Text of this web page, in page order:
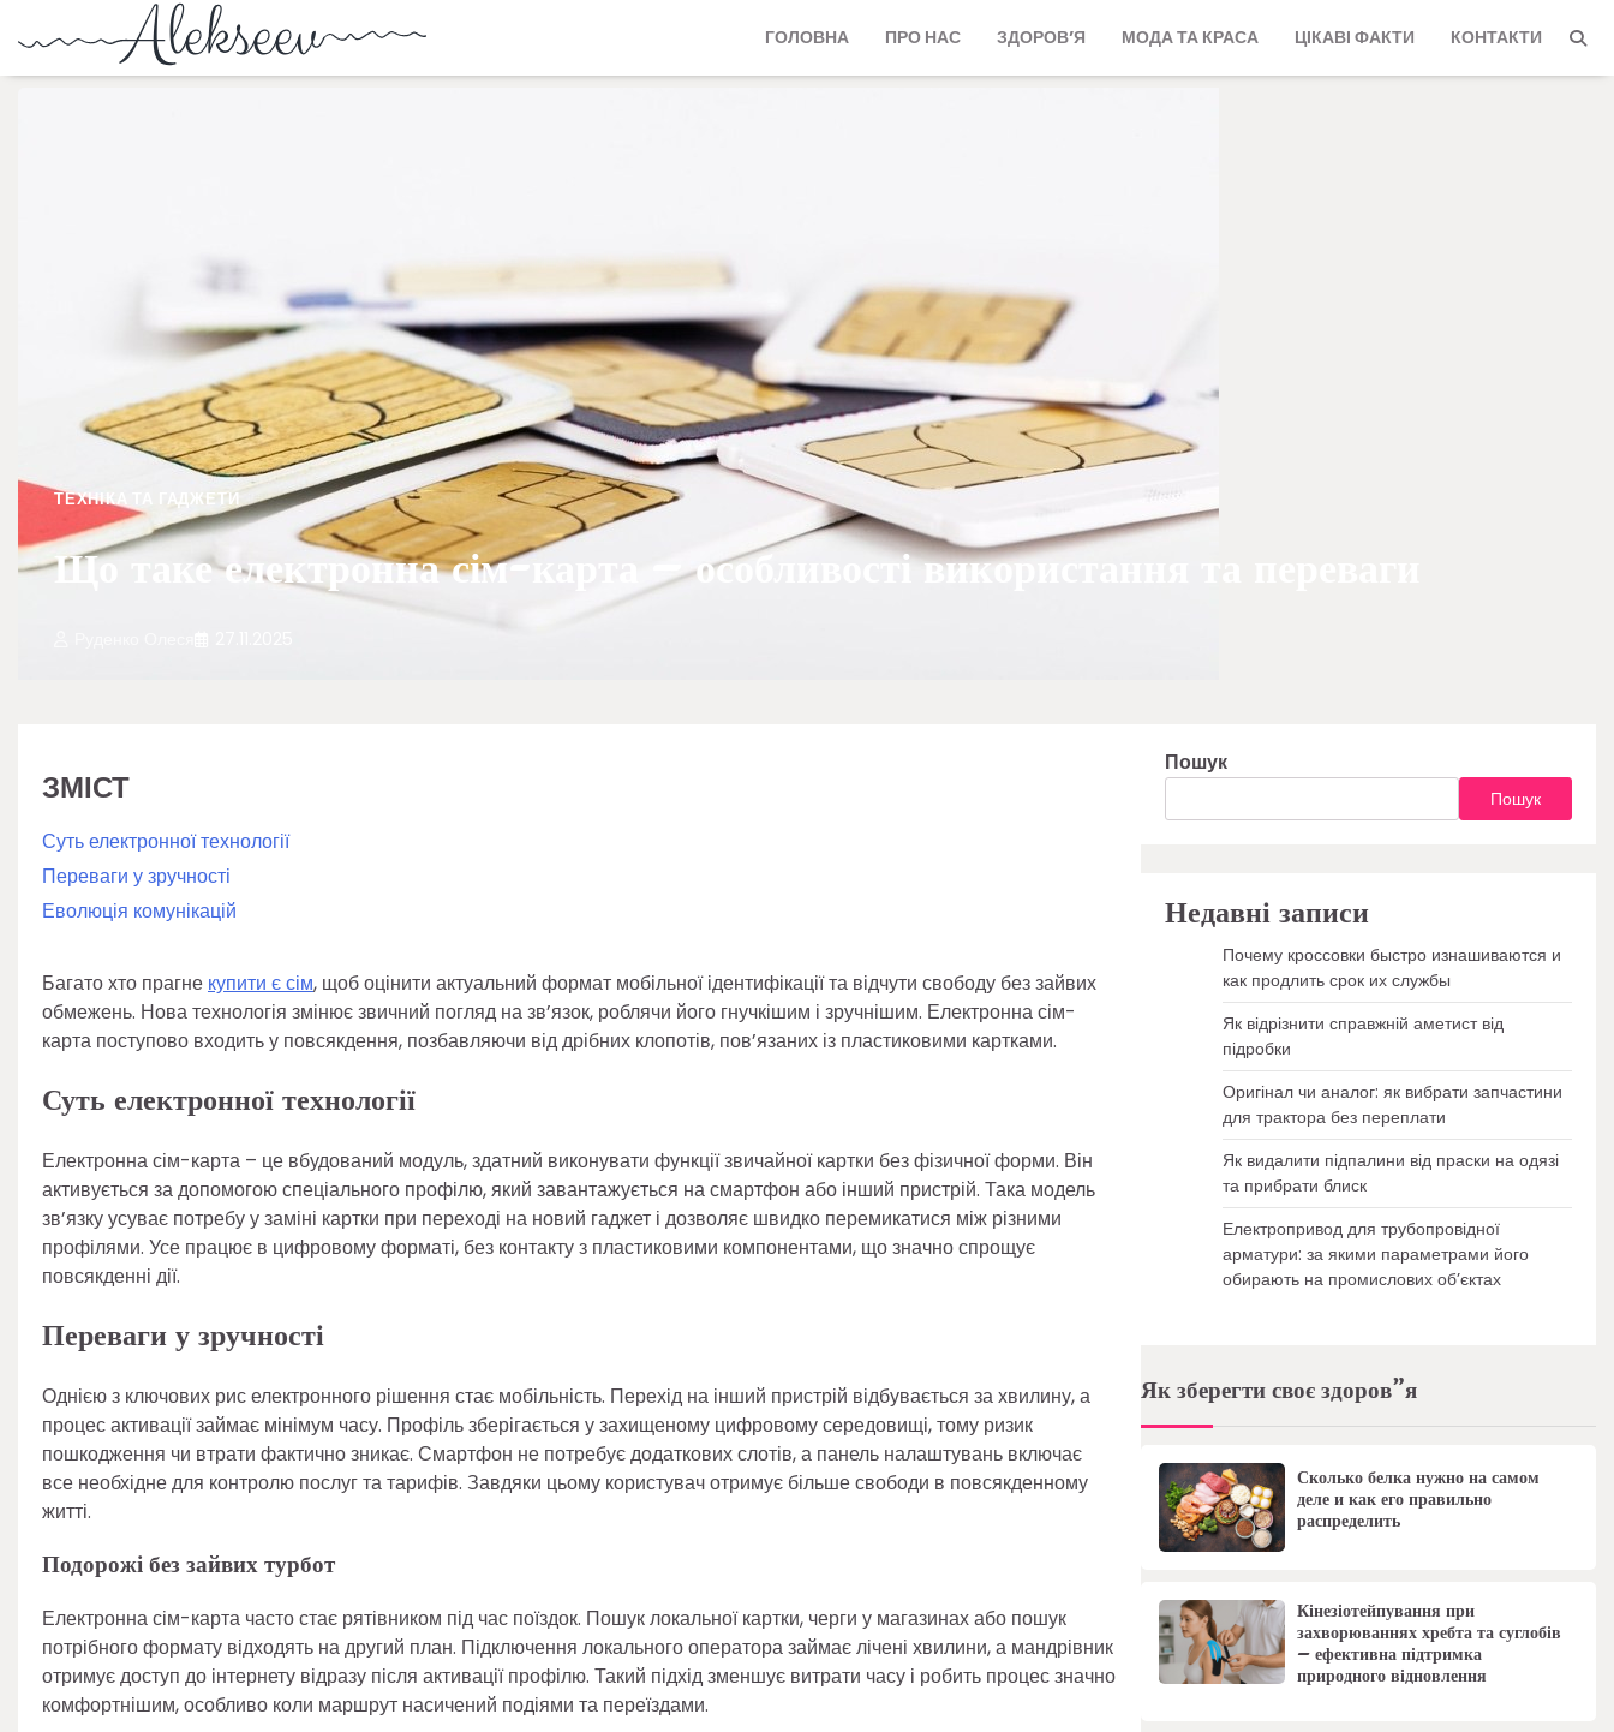
ГОЛОВНА ПРО НАС ЗДОРОВ’Я МОДА ТА КРАСА ЦІКАВІ ФАКТИ КОНТАКТИ
ТЕХНІКА ТА ГАДЖЕТИ
Що таке електронна сім-карта – особливості використання та переваги
ЗМІСТ
Суть електронної технології
Переваги у зручності
Еволюція комунікацій
Багато хто прагне купити є сім, щоб оцінити актуальний формат мобільної ідентифікації та відчути свободу без зайвих
обмежень. Нова технологія змінює звичний погляд на зв’язок, роблячи його гнучкішим і зручнішим. Електронна сім-
карта поступово входить у повсякдення, позбавляючи від дрібних клопотів, пов’язаних із пластиковими картками.
Суть електронної технології
Електронна сім-карта – це вбудований модуль, здатний виконувати функції звичайної картки без фізичної форми. Він
активується за допомогою спеціального профілю, який завантажується на смартфон або інший пристрій. Така модель
зв’язку усуває потребу у заміні картки при переході на новий гаджет і дозволяє швидко перемикатися між різними
профілями. Усе працює в цифровому форматі, без контакту з пластиковими компонентами, що значно спрощує
повсякденні дії.
Переваги у зручності
Однією з ключових рис електронного рішення стає мобільність. Перехід на інший пристрій відбувається за хвилину, а
процес активації займає мінімум часу. Профіль зберігається у захищеному цифровому середовищі, тому ризик
пошкодження чи втрати фактично зникає. Смартфон не потребує додаткових слотів, а панель налаштувань включає
все необхідне для контролю послуг та тарифів. Завдяки цьому користувач отримує більше свободи в повсякденному
житті.
Подорожі без зайвих турбот
Електронна сім-карта часто стає рятівником під час поїздок. Пошук локальної картки, черги у магазинах або пошук
потрібного формату відходять на другий план. Підключення локального оператора займає лічені хвилини, а мандрівник
отримує доступ до інтернету відразу після активації профілю. Такий підхід зменшує витрати часу і робить процес значно
комфортнішим, особливо коли маршрут насичений подіями та переїздами.
Пошук
Пошук
Недавні записи
Почему кроссовки быстро изнашиваются и
как продлить срок их службы
Як відрізнити справжній аметист від
підробки
Оригінал чи аналог: як вибрати запчастини
для трактора без переплати
Як видалити підпалини від праски на одязі
та прибрати блиск
Електропривод для трубопровідної
арматури: за якими параметрами його
обирають на промислових об’єктах
Як зберегти своє здоров”я
Сколько белка нужно на самом
деле и как его правильно
распределить
Кінезіотейпування при
захворюваннях хребта та суглобів
– ефективна підтримка
природного відновлення